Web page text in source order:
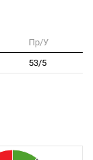
Пр/У
53/5